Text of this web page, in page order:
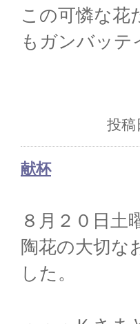
この可憐な花
もガンバッテ
投稿
献杯
８月２０日土
陶花の大切な
した。